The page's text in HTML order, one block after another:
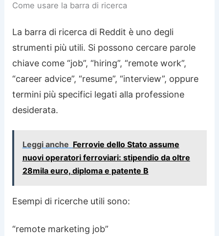
Come usare la barra di ricerca
La barra di ricerca di Reddit è uno degli
strumenti più utili. Si possono cercare parole
chiave come “job”, “hiring”, “remote work”,
“career advice”, “resume”, “interview”, oppure
termini più specifici legati alla professione
desiderata.
Leggi anche Ferrovie dello Stato assume
nuovi operatori ferroviari: stipendio da oltre
28mila euro, diploma e patente B
Esempi di ricerche utili sono:
“remote marketing job”